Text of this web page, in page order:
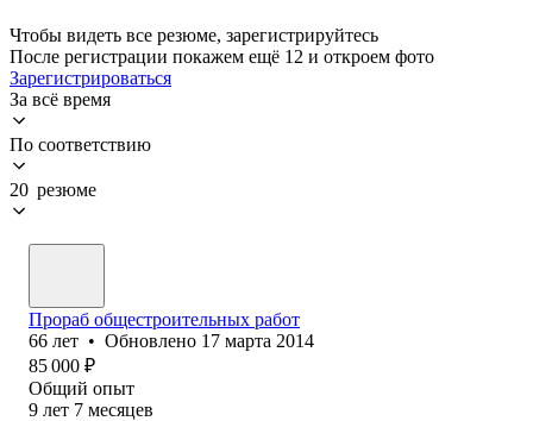
Чтобы видеть все резюме, зарегистрируйтесь
После регистрации покажем ещё 12 и откроем фото
Зарегистрироваться
За всё время
По соответствию
20 резюме
Прораб общестроительных работ
66 лет • Обновлено 17 марта 2014
85 000 ₽
Общий опыт
9 лет 7 месяцев